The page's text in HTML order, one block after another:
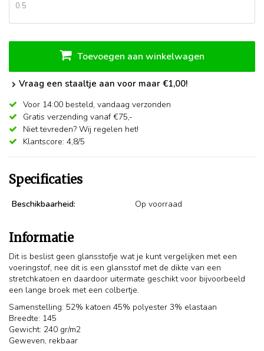
Toevoegen aan winkelwagen
Vraag een staaltje aan voor maar €1,00!
Voor 14:00 besteld, vandaag verzonden
Gratis verzending vanaf €75,-
Niet tevreden? Wij regelen het!
Klantscore: 4,8/5
Specificaties
Beschikbaarheid: Op voorraad
Informatie
Dit is beslist geen glansstofje wat je kunt vergelijken met een
voeringstof, nee dit is een glansstof met de dikte van een
stretchkatoen en daardoor uitermate geschikt voor bijvoorbeeld
een lange broek met een colbertje.
Samenstelling: 52% katoen 45% polyester 3% elastaan
Breedte: 145
Gewicht: 240 gr/m2
Geweven, rekbaar